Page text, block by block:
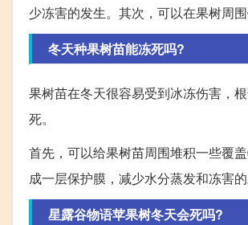
少冻害的发生。其次，可以在果树周
冬天种果树苗能冻死吗?
果树苗在冬天很容易受到冰冻伤害，
死。
首先，可以给果树苗周围堆积一些覆
成一层保护膜，减少水分蒸发和冻害
星露谷物语苹果树冬天会死吗?